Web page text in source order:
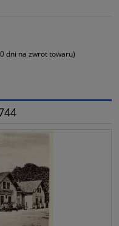
dni na zwrot towaru)